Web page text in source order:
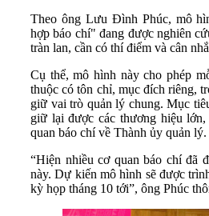
Theo ông Lưu Đình Phúc, mô
hợp báo chí" đang được nghiên
tràn lan, cần có thí điểm và cân
Cụ thể, mô hình này cho phép
thuộc có tôn chỉ, mục đích riêng,
giữ vai trò quản lý chung. Mục
giữ lại được các thương hiệu
quan báo chí về Thành ủy quản lý.
“Hiện nhiều cơ quan báo chí đã
này. Dự kiến mô hình sẽ được
kỳ họp tháng 10 tới”, ông Phúc